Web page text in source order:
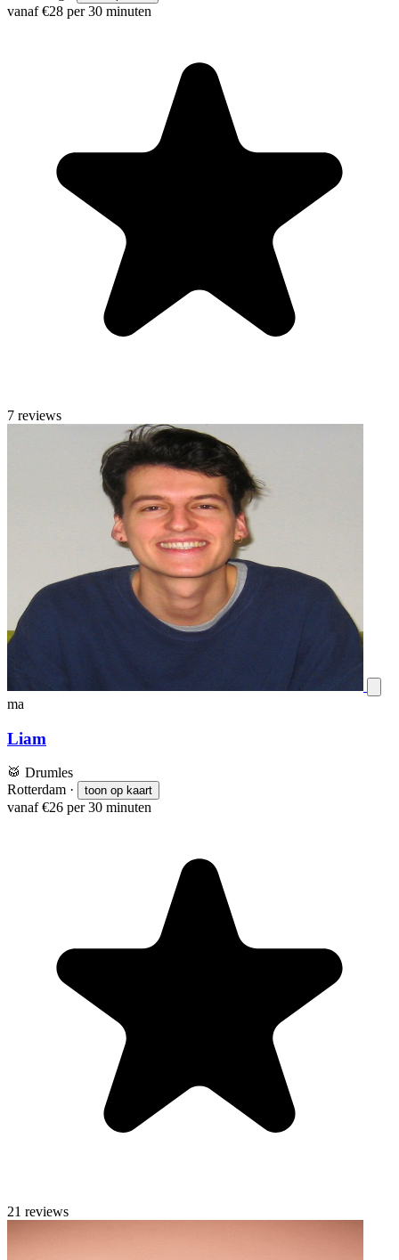
vanaf €28 per 30 minuten
7 reviews
ma
Liam
🥁 Drumles
Rotterdam · toon op kaart
vanaf €26 per 30 minuten
21 reviews